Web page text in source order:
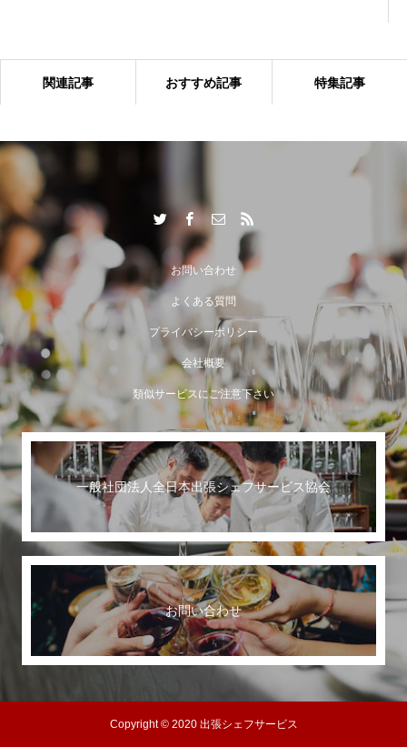
出張シェフサービスならではの付加価値とは？
世界に誇る日本のおもてなし
関連記事 おすすめ記事 特集記事
お問い合わせ
よくある質問
プライバシーポリシー
会社概要
類似サービスにご注意下さい
一般社団法人全日本出張シェフサービス協会
お問い合わせ
Copyright © 2020 出張シェフサービス